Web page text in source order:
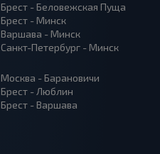
Брест - Беловежская Пуща
Брест - Минск
Варшава - Минск
Санкт-Петербург - Минск
Москва - Барановичи
Брест - Люблин
Брест - Варшава